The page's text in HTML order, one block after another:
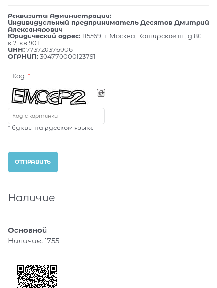
Реквизиты Администрации:
Индивидуальный предприниматель Десятов Дмитрий
Александрович
Юридический адрес:115569, г. Москва, Каширское ш., д.80
к.2, кв.901
ИНН:773720376006
ОГРНИП:304770000123791
Код
* буквы на русском языке
Наличие
Основной
Наличие: 1755